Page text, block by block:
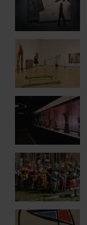
València
Exposicions
a
València:
tot
el
que
pots
Museu
València
Basket
al
Roig
Arena
Exposició
Playmobil
2026
al
Museu
Històric
Mostra